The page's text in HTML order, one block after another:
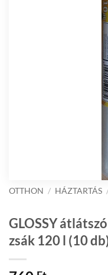
OTTHON / HÁZTARTÁS
GLOSSY
zsák 120 l (10